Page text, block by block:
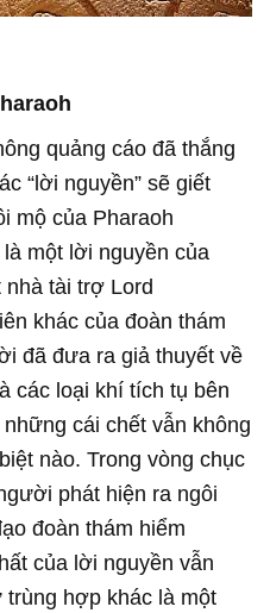
quảng cáo đã thắng
“lời nguyền” sẽ giết
mộ của Pharaoh
một lời nguyền của
nhà tài trợ Lord
khác của đoàn thám
đã đưa ra giả thuyết về
các loại khí tích tụ bên
cái chết vẫn không
nào. Trong vòng chục
phát hiện ra ngôi
đoàn thám hiểm
của lời nguyền vẫn
hợp khác là một